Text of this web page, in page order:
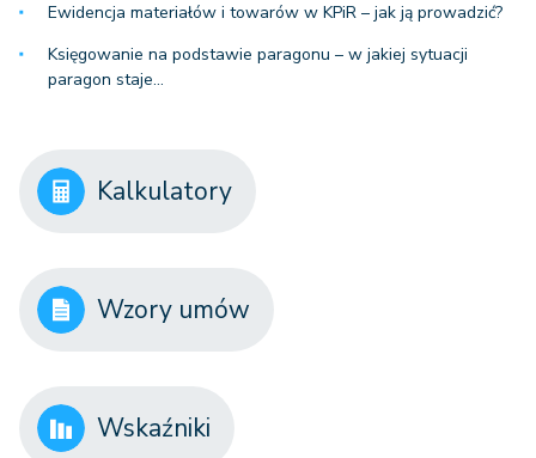
Ewidencja materiałów i towarów w KPiR – jak ją prowadzić?
Księgowanie na podstawie paragonu – w jakiej sytuacji
paragon staje…
Kalkulatory
Wzory umów
Wskaźniki